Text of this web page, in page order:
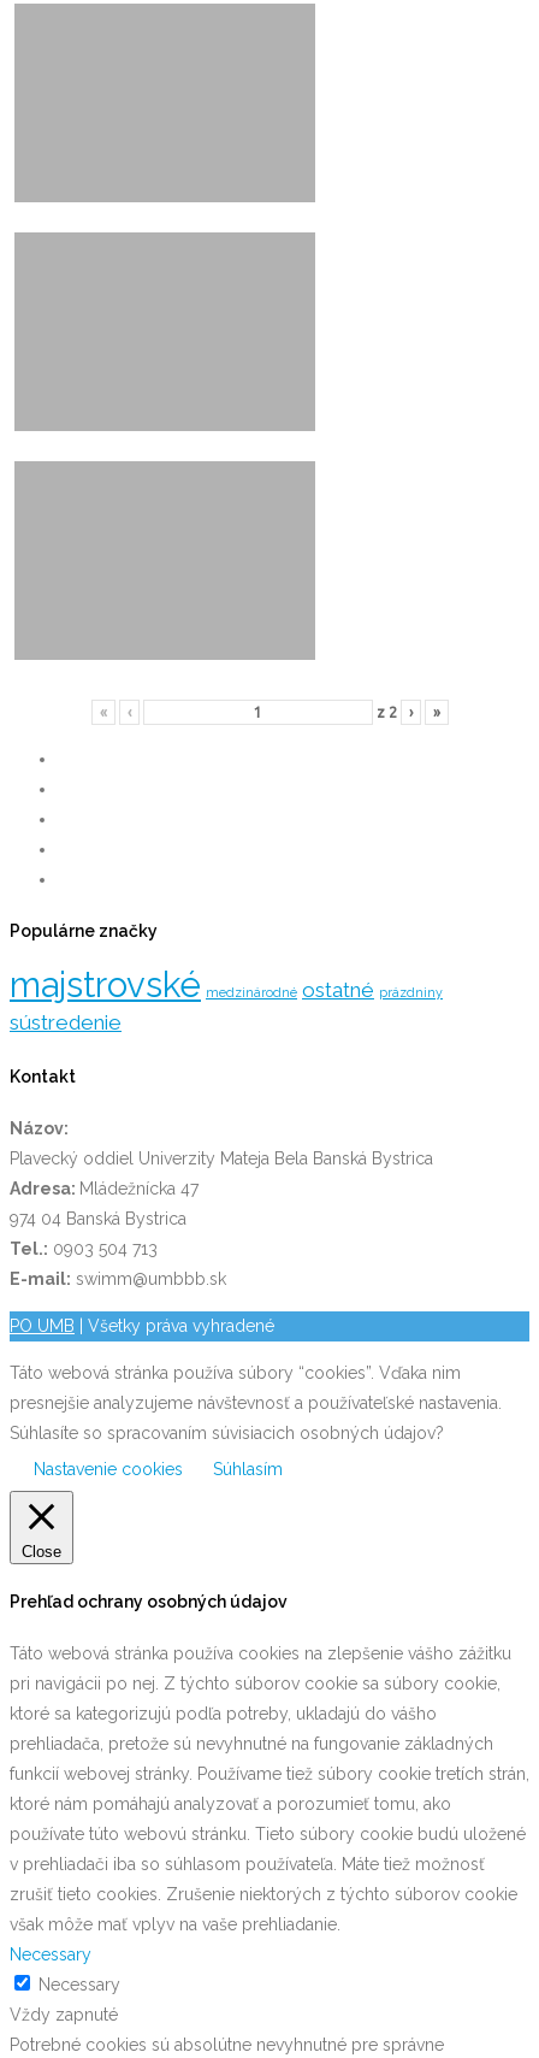
« ‹ z 2 › »
Populárne značky
majstrovské medzinárodné ostatné prázdniny
sústredenie
Kontakt
Názov:
Plavecký oddiel Univerzity Mateja Bela Banská Bystrica
Adresa: Mládežnícka 47
974 04 Banská Bystrica
Tel.: 0903 504 713
E-mail: swimm@umbbb.sk
PO UMB | Všetky práva vyhradené
Táto webová stránka používa súbory “cookies”. Vďaka nim
presnejšie analyzujeme návštevnosť a používateľské nastavenia.
Súhlasíte so spracovaním súvisiacich osobných údajov?
Nastavenie cookies
Súhlasím
Close
Prehľad ochrany osobných údajov
Táto webová stránka používa cookies na zlepšenie vášho zážitku
pri navigácii po nej. Z týchto súborov cookie sa súbory cookie,
ktoré sa kategorizujú podľa potreby, ukladajú do vášho
prehliadača, pretože sú nevyhnutné na fungovanie základných
funkcií webovej stránky. Používame tiež súbory cookie tretích strán,
ktoré nám pomáhajú analyzovať a porozumieť tomu, ako
používate túto webovú stránku. Tieto súbory cookie budú uložené
v prehliadači iba so súhlasom používateľa. Máte tiež možnosť
zrušiť tieto cookies. Zrušenie niektorých z týchto súborov cookie
však môže mať vplyv na vaše prehliadanie.
Necessary
Necessary
Vždy zapnuté
Potrebné cookies sú absolútne nevyhnutné pre správne